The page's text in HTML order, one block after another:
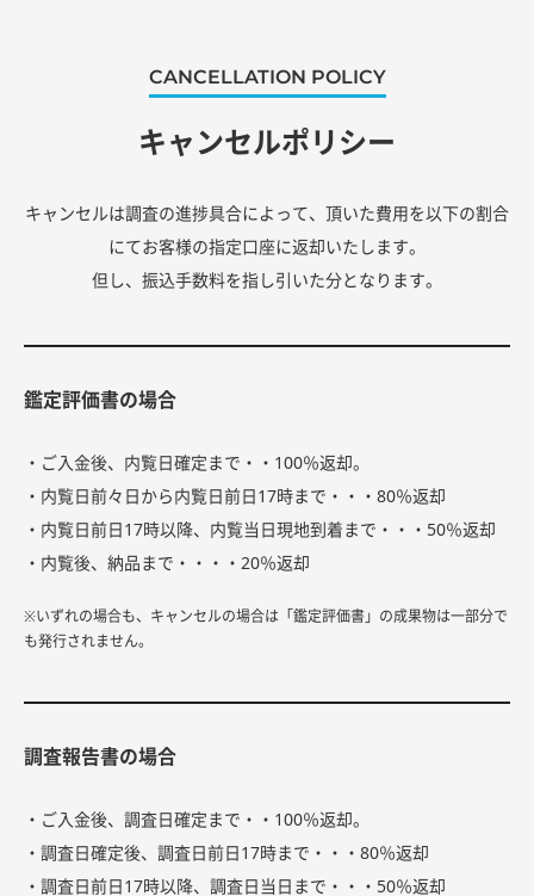
CANCELLATION POLICY
キャンセルポリシー
キャンセルは調査の進捗具合によって、頂いた費用を以下の割合
にてお客様の指定口座に返却いたします。
但し、振込手数料を指し引いた分となります。
鑑定評価書の場合
・ご入金後、内覧日確定まで・・100％返却。
・内覧日前々日から内覧日前日17時まで・・・80％返却
・内覧日前日17時以降、内覧当日現地到着まで・・・50％返却
・内覧後、納品まで・・・・20％返却
※いずれの場合も、キャンセルの場合は「鑑定評価書」の成果物は一部分で
も発行されません。
調査報告書の場合
・ご入金後、調査日確定まで・・100％返却。
・調査日確定後、調査日前日17時まで・・・80％返却
・調査日前日17時以降、調査日当日まで・・・50％返却